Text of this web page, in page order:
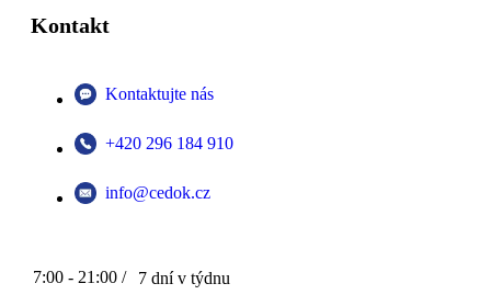
Kontakt
Kontaktujte nás
+420 296 184 910
info@cedok.cz
7:00 - 21:00 / 7 dní v týdnu